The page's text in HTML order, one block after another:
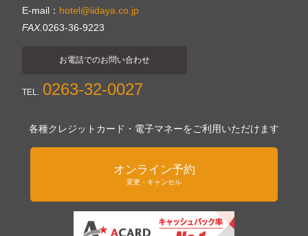
E-mail： hotel@iidaya.co.jp
FAX.0263-36-9223
お電話でのお問い合わせ
TEL. 0263-32-0027
各種クレジットカード・電子マネーをご利用いただけます
オンライン予約
変更・キャンセル